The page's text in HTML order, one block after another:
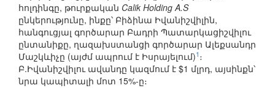
հոլդինգը, թուրքական Calik Holding A.S
ընկերությունը, ինքը՝ Բիձինա Իվանիշվիլին,
հանգուցյալ գործարար Բադրի Պատարկացիշվիլու
ընտանիքը, ղազախստանցի գործարար Ալեքսանդր
Մաշկևիչը (այժմ ապրում է Իսրայելում)1 ։
Բ.Իվանիշվիլու ավանդը կազմում է $1 մլրդ, այսինքն՝
նրա կապիտալի մոտ 15%-ը։